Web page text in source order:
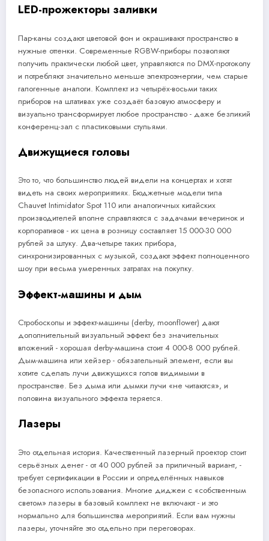
LED-прожекторы заливки
Пар-каны создают цветовой фон и окрашивают пространство в
нужные оттенки. Современные RGBW-приборы позволяют
получить практически любой цвет, управляются по DMX-протоколу
и потребляют значительно меньше электроэнергии, чем старые
галогенные аналоги. Комплект из четырёх-восьми таких
приборов на штативах уже создаёт базовую атмосферу и
визуально трансформирует любое пространство - даже безликий
конференц-зал с пластиковыми стульями.
Движущиеся головы
Это то, что большинство людей видели на концертах и хотят
видеть на своих мероприятиях. Бюджетные модели типа
Chauvet Intimidator Spot 110 или аналогичных китайских
производителей вполне справляются с задачами вечеринок и
корпоративов - их цена в розницу составляет 15 000-30 000
рублей за штуку. Два-четыре таких прибора,
синхронизированных с музыкой, создают эффект полноценного
шоу при весьма умеренных затратах на покупку.
Эффект-машины и дым
Стробоскопы и эффект-машины (derby, moonflower) дают
дополнительный визуальный эффект без значительных
вложений - хорошая derby-машина стоит 4 000-8 000 рублей.
Дым-машина или хейзер - обязательный элемент, если вы
хотите сделать лучи движущихся голов видимыми в
пространстве. Без дыма или дымки лучи «не читаются», и
половина визуального эффекта теряется.
Лазеры
Это отдельная история. Качественный лазерный проектор стоит
серьёзных денег - от 40 000 рублей за приличный вариант, -
требует сертификации в России и определённых навыков
безопасного использования. Многие диджеи с «собственным
светом» лазеры в базовый комплект не включают - и это
нормально для большинства мероприятий. Если вам нужны
лазеры, уточняйте это отдельно при переговорах.